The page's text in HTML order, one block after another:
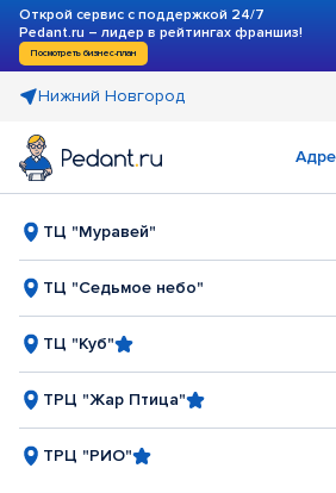
Открой сервис с поддержкой 24/7
Pedant.ru – лидер в рейтингах франшиз!
Посмотреть бизнес-план
Нижний Новгород
ТЦ "Муравей"
ТЦ "Седьмое небо"
ТЦ "Куб"
ТРЦ "Жар Птица"
ТРЦ "РИО"